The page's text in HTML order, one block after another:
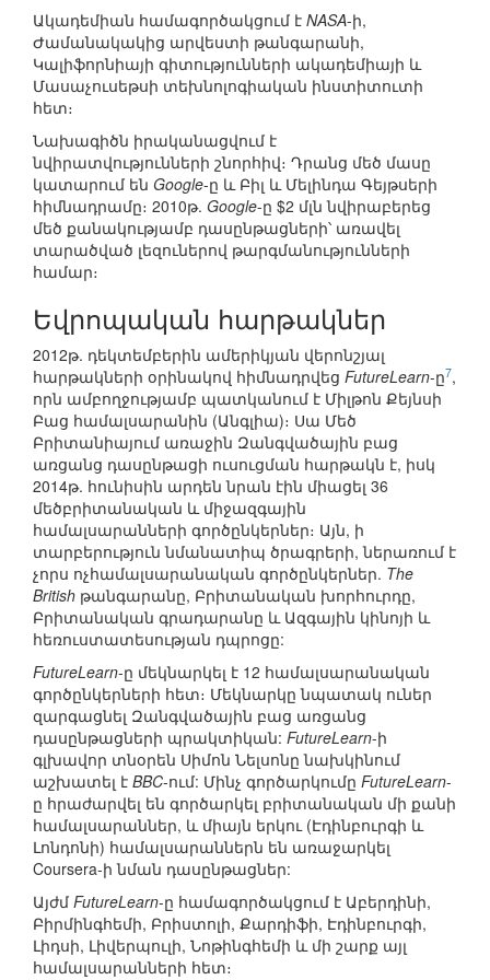
Ակադեմիան համագործակցում է NASA-ի,
Ժամանակակից արվեստի թանգարանի,
Կալիֆորնիայի գիտությունների ակադեմիայի և
Մասաչուսեթսի տեխնոլոգիական ինստիտուտի
հետ։
Նախագիծն իրականացվում է
նվիրատվությունների շնորհիվ։ Դրանց մեծ մասը
կատարում են Google-ը և Բիլ և Մելինդա Գեյթսերի
հիմնադրամը։ 2010թ. Google-ը $2 մլն նվիրաբերեց
մեծ քանակությամբ դասընթացների՝ առավել
տարածված լեզուներով թարգմանությունների
համար։
Եվրոպական հարթակներ
2012թ. դեկտեմբերին ամերիկյան վերոնշյալ
հարթակների օրինակով հիմնադրվեց FutureLearn-ը7,
որն ամբողջությամբ պատկանում է Միլթոն Քեյնսի
Բաց համալսարանին (Անգլիա)։ Սա Մեծ
Բրիտանիայում առաջին Զանգվածային բաց
առցանց դասընթացի ուսուցման հարթակն է, իսկ
2014թ. հունիսին արդեն նրան էին միացել 36
մեծբրիտանական և միջազգային
համալսարանների գործընկերներ։ Այն, ի
տարբերություն նմանատիպ ծրագրերի, ներառում է
չորս ոչհամալսարանական գործընկերներ. The
British թանգարանը, Բրիտանական խորհուրդը,
Բրիտանական գրադարանը և Ազգային կինոյի և
հեռուստատեսության դպրոցը:
FutureLearn-ը մեկնարկել է 12 համալսարանական
գործընկերների հետ։ Մեկնարկը նպատակ ուներ
զարգացնել Զանգվածային բաց առցանց
դասընթացների պրակտիկան: FutureLearn-ի
գլխավոր տնօրեն Սիմոն Նելսոնը նախկինում
աշխատել է BBC-ում: Մինչ գործարկումը FutureLearn-
ը հրաժարվել են գործարկել բրիտանական մի քանի
համալսարաններ, և միայն երկու (Էդինբուրգի և
Լոնդոնի) համալսարաններն են առաջարկել
Coursera-ի նման դասընթացներ:
Այժմ FutureLearn-ը համագործակցում է Աբերդինի,
Բիրմինգհեմի, Բրիստոլի, Քարդիֆի, Էդինբուրգի,
Լիդսի, Լիվերպուլի, Նոթինգհեմի և մի շարք այլ
համալսարանների հետ։